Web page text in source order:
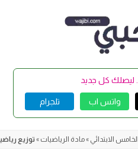
ليصلك كل جديد
واتس اب تلجرام
الابتدائي »مادة الرياضيات » توزيع